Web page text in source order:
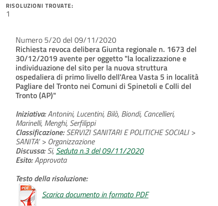
RISOLUZIONI TROVATE:
1
Numero 5/20 del 09/11/2020
Richiesta revoca delibera Giunta regionale n. 1673 del
30/12/2019 avente per oggetto "la localizzazione e
individuazione del sito per la nuova struttura
ospedaliera di primo livello dell'Area Vasta 5 in località
Pagliare del Tronto nei Comuni di Spinetoli e Colli del
Tronto (AP)"
Iniziativa:Antonini, Lucentini, Bilò, Biondi, Cancellieri,
Marinelli, Menghi, Serfilippi
Classificazione:SERVIZI SANITARI E POLITICHE SOCIALI >
SANITA' > Organizzazione
Discussa:Si, Seduta n.3 del 09/11/2020
Esito:Approvata
Testo della risoluzione:
Scarica documento in formato PDF